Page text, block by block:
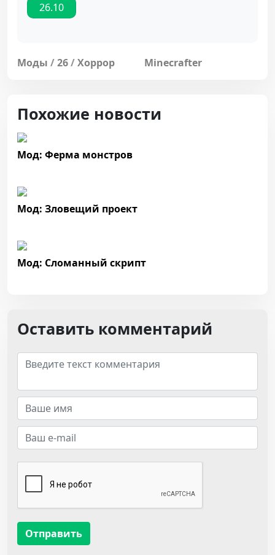
26.10
Моды /26/Хоррор Minecrafter
Похожие новости
Мод: Ферма монстров
Мод: Зловещий проект
Мод: Сломанный скрипт
Оставить комментарий
Отправить